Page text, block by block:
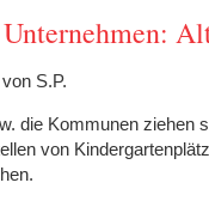
S.P.
die Kommunen ziehen
von